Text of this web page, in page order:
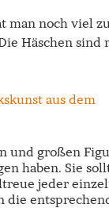
man noch viel
Häschen
und großen
haben. Sie
jeder
die